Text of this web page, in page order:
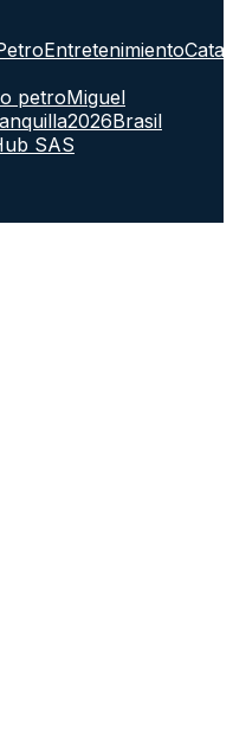
Entretenimiento
petroMiguel
2026Brasil
SAS